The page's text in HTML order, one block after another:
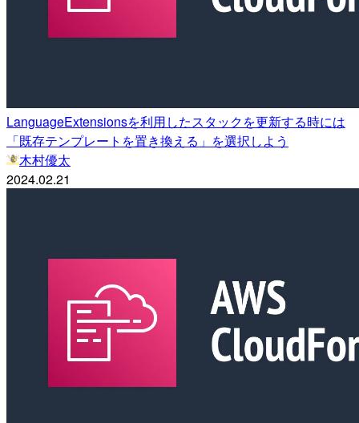
LanguageExtensionsを利用したスタックを更新する時には
「既存テンプレートを置き換える」を選択しよう
木村優太
2024.02.21